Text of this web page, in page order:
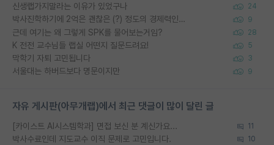
신생랩가지말라는 이유가 있었구나 24
박사진학하기에 2억은 괜찮은 (?) 정도의 경제력인가요 9
근데 여기는 왜 그렇게 SPK를 물어보는거임? 28
K 전전 교수님들 랩실 어떤지 질문드려요! 5
막학기 자퇴 고민됩니다 3
서울대는 하버드보다 명문이지만 9
자유 게시판(아무개랩)에서 최근 댓글이 많이 달린 글
[카이스트 AI시스템학과] 면접 보신 분 계신가요... 11
박사수료인데 지도교수 이직 문제로 고민입니다. 10